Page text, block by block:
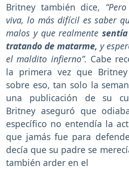
Britney también dice,
viva, lo más difícil es saber
malos y que realmente
tratando de matarme, y
el maldito infierno”. Cabe
la primera vez que
sobre eso, tan solo la
una publicación de su
Britney aseguró que
específico no entendía la
que jamás fue para
decía que su padre se
también arder en el